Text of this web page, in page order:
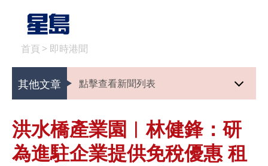
首頁 > 即時港聞
其他文章 點擊查看新聞列表
洪水橋產業園︱林健鋒：研
為進駐企業提供免稅優惠 租